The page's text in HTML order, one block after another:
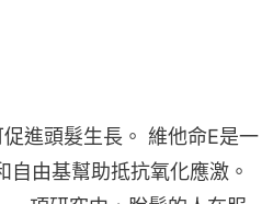
進頭髮生長。 維他命E是一
自由基幫助抵抗氧化應激。